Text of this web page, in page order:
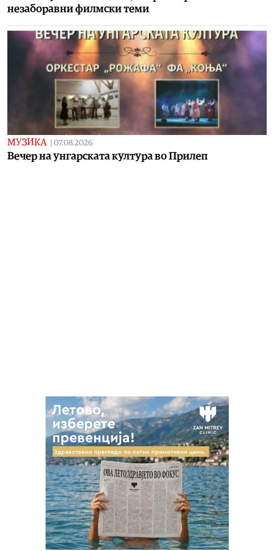
незаборавни филмски теми
МУЗИКА 07.08.2026
Вечер на унгарската култура во Прилеп